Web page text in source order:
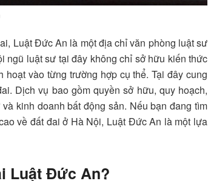
Luật Đức An là một địa chỉ văn phòng luật sư
ngũ luật sư tại đây không chỉ sở hữu kiến thức
vào từng trường hợp cụ thể. Tại đây cung
Dịch vụ bao gồm quyền sở hữu, quy hoạch,
kinh doanh bất động sản. Nếu bạn đang tìm
về đất đai ở Hà Nội, Luật Đức An là một lựa
Luật Đức An?